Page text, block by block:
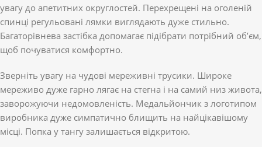
увагу до апетитних округлостей. Перехрещені на оголеній
спинці регульовані лямки виглядають дуже стильно.
Багаторівнева застібка допомагає підібрати потрібний об’єм,
щоб почуватися комфортно.
Зверніть увагу на чудові мереживні трусики. Широке
мереживо дуже гарно лягає на стегна і на самий низ живота,
заворожуючи недомовленість. Медальйончик з логотипом
виробника дуже симпатично блищить на найцікавішому
місці. Попка у тангу залишається відкритою.